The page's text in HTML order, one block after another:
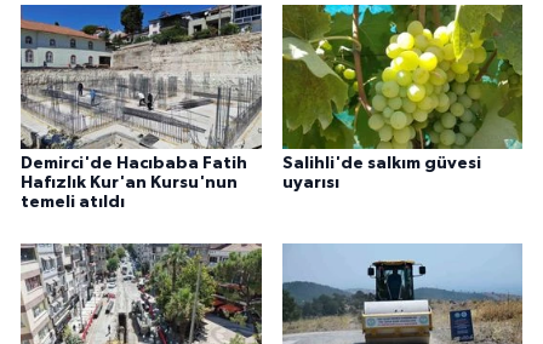
Demirci'de Hacıbaba Fatih
Hafızlık Kur'an Kursu'nun
temeli atıldı
Salihli'de salkım güvesi
uyarısı